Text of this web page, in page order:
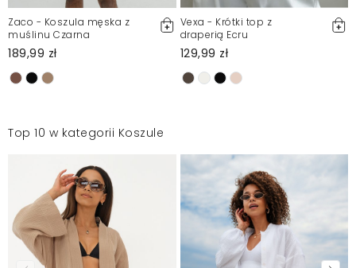
Zaco - Koszula męska z
muślinu Czarna
189,99 zł
Vexa - Krótki top z
draperią Ecru
129,99 zł
Top 10 w kategorii Koszule